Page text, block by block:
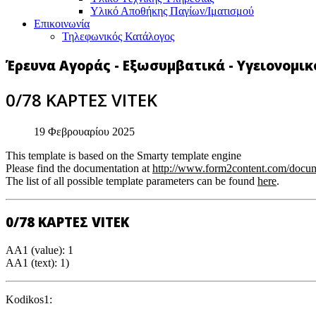
Υλικό Αποθήκης Παγίων/Ιματισμού
Επικοινωνία
Τηλεφωνικός Κατάλογος
Έρευνα Αγοράς - Εξωσυμβατικά -
0/78 ΚΑΡΤΕΣ VITEK
19 Φεβρουαρίου 2025
This template is based on the Smarty template engine
Please find the documentation at http://www.form2content.com/
The list of all possible template parameters can be found here.
0/78 ΚΑΡΤΕΣ VITEK
AA1 (value): 1
AA1 (text): 1)
Kodikos1: